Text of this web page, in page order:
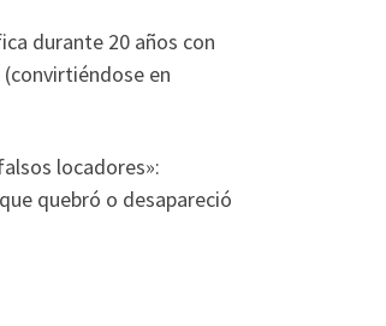
durante 20 años con
en
locadores»:
quebró o desapareció